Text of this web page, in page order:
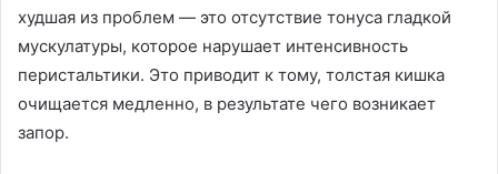
худшая из проблем — это отсутствие тонуса гладкой
мускулатуры, которое нарушает интенсивность
перистальтики. Это приводит к тому, толстая кишка
очищается медленно, в результате чего возникает
запор.